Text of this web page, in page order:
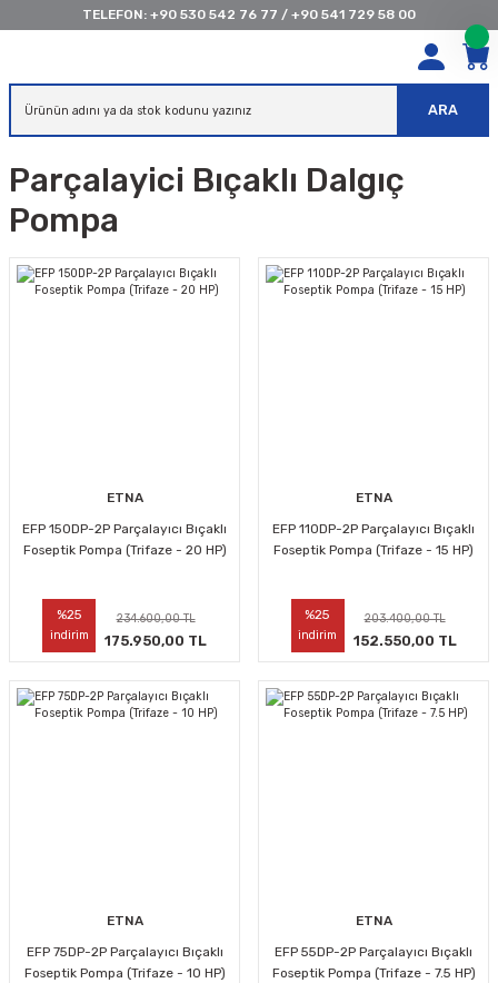
TELEFON: +90 530 542 76 77 / +90 541 729 58 00
ARA
Parçalayici Bıçaklı Dalgıç
Pompa
ETNA
EFP 150DP-2P Parçalayıcı Bıçaklı
Foseptik Pompa (Trifaze - 20 HP)
%25
indirim
234.600,00 TL
175.950,00 TL
ETNA
EFP 110DP-2P Parçalayıcı Bıçaklı
Foseptik Pompa (Trifaze - 15 HP)
%25
indirim
203.400,00 TL
152.550,00 TL
ETNA
EFP 75DP-2P Parçalayıcı Bıçaklı
Foseptik Pompa (Trifaze - 10 HP)
ETNA
EFP 55DP-2P Parçalayıcı Bıçaklı
Foseptik Pompa (Trifaze - 7.5 HP)